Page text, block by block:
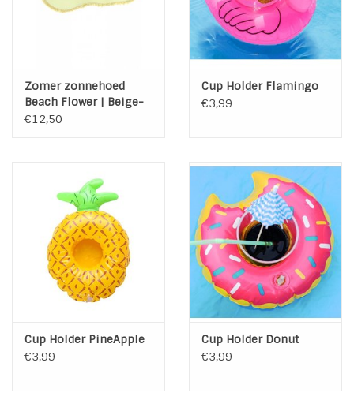
Charmin*s
LIFESTYLE PRODUCTEN
Zomer zonnehoed
Beach Flower | Beige-
Creme
€12,50
Cup Holder Flamingo
€3,99
Cup Holder PineApple
€3,99
Cup Holder Donut
€3,99